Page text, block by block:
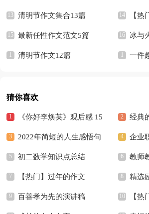
清明节作文集合13篇 【热
篇
最新任性作文范文5篇 冰与
清明节作文12篇 一件
猜你喜欢
《你好李焕英》观后感 15
篇
经典
2022年简短的人生感悟句
子汇编94句
企业
初二数学知识点总结 教师
【热门】过年的作文 精选
百善孝为先的演讲稿 【